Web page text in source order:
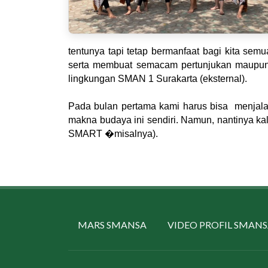
tentunya tapi tetap bermanfaat bagi kita
serta membuat semacam pertunjukan
lingkungan SMAN 1 Surakarta (eksternal).
Pada bulan pertama kami harus bisa
makna budaya ini sendiri. Namun, nantinya
SMART �misalnya).
MARS SMANSA VIDEO PROFIL